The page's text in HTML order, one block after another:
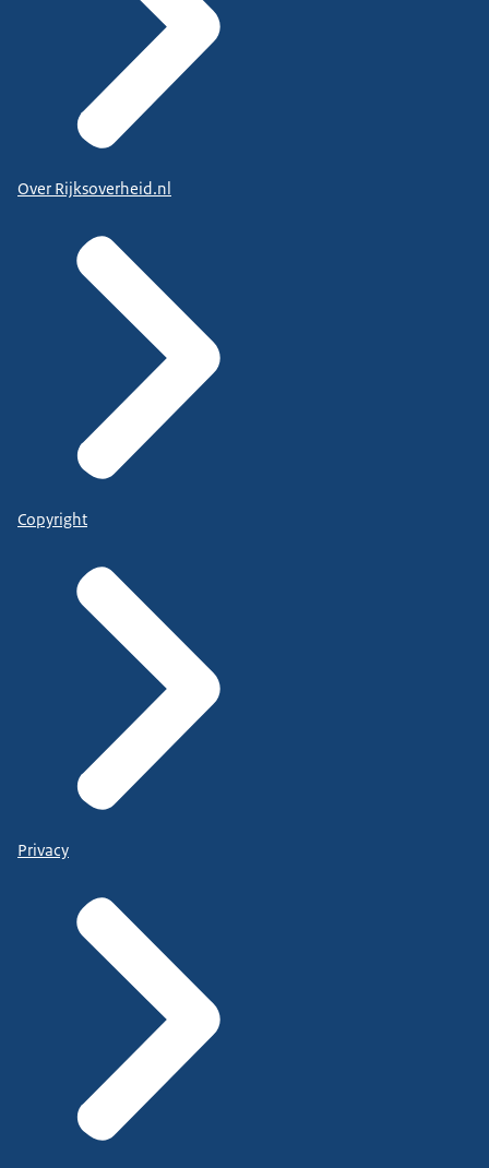
Over Rijksoverheid.nl
Copyright
Privacy